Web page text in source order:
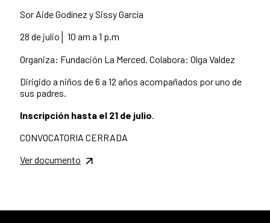
Sor Aide Godínez y Sissy García
28 de julio│ 10 am a 1 p.m
Organiza: Fundación La Merced. Colabora: Olga Valdez
Dirigido a niños de 6 a 12 años acompañados por uno de
sus padres.
Inscripción hasta el 21 de julio.
CONVOCATORIA CERRADA
Ver documento